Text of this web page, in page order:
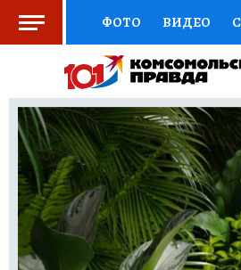
ФОТО ВИДЕО
СОЦПОДДЕРЖКА
ВЫБОР ЭКСПЕРТОВ
КНИЖНАЯ ПОЛКА
ПРЕСС-ЦЕНТР
РАДИО КП